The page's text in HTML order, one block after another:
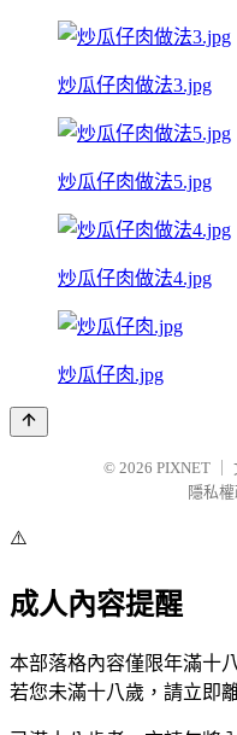
炒瓜仔肉做法3.jpg
炒瓜仔肉做法5.jpg
炒瓜仔肉做法4.jpg
炒瓜仔肉.jpg
© 2026 PIXNET
隱私
⚠️
成人內容提醒
本部落格內容僅限年滿十
若您未滿十八歲，請立即